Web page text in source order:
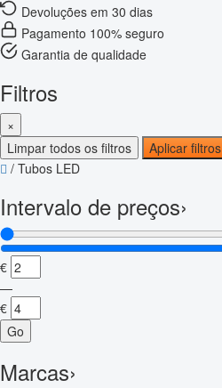
Devoluções em 30 dias
Pagamento 100% seguro
Garantia de qualidade
Filtros
×
Limpar todos os filtros
Aplicar filtros
/ Tubos LED
Intervalo de preços›
€
—
€
Go
Marcas›